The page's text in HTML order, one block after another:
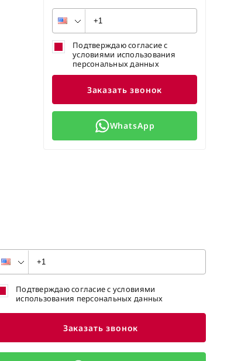
Подтверждаю согласие с
условиями использования
персональных данных
Заказать звонок
WhatsApp
Подтверждаю согласие с условиями
использования персональных данных
Заказать звонок